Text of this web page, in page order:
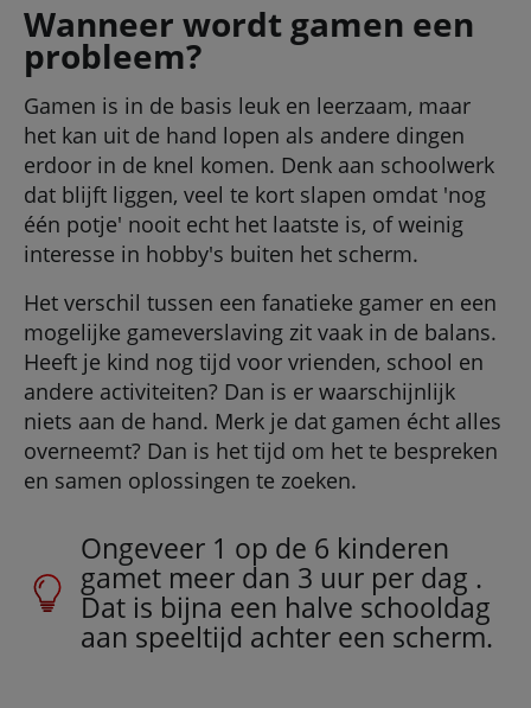
Wanneer wordt gamen een
probleem?
Gamen is in de basis leuk en leerzaam, maar
het kan uit de hand lopen als andere dingen
erdoor in de knel komen. Denk aan schoolwerk
dat blijft liggen, veel te kort slapen omdat 'nog
één potje' nooit echt het laatste is, of weinig
interesse in hobby's buiten het scherm.
Het verschil tussen een fanatieke gamer en een
mogelijke gameverslaving zit vaak in de balans.
Heeft je kind nog tijd voor vrienden, school en
andere activiteiten? Dan is er waarschijnlijk
niets aan de hand. Merk je dat gamen écht alles
overneemt? Dan is het tijd om het te bespreken
en samen oplossingen te zoeken.
Ongeveer 1 op de 6 kinderen
gamet meer dan 3 uur per dag .
Dat is bijna een halve schooldag
aan speeltijd achter een scherm.